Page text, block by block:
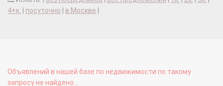
4+к.
посуточно в Москве
Объявлений в нашей базе по недвижимости по такому
запросу не найдено...